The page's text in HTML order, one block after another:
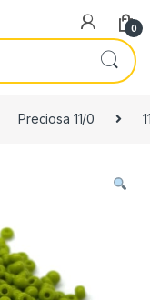
0
Preciosa 11/0